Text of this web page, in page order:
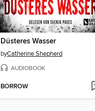
Düsteres Wasser
byCatherine Shepherd
AUDIOBOOK
BORROW